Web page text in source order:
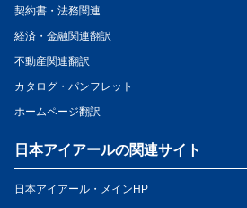
契約書・法務関連
経済・金融関連翻訳
不動産関連翻訳
カタログ・パンフレット
ホームページ翻訳
日本アイアールの関連サイト
日本アイアール・メインHP